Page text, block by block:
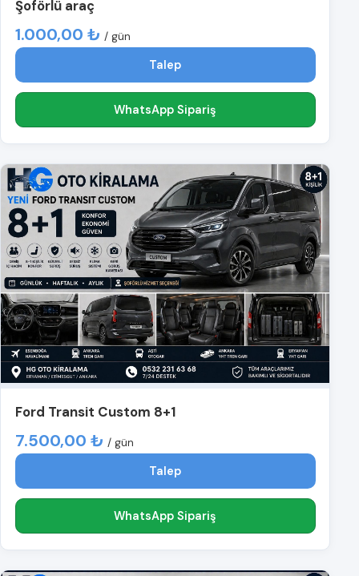
Şoförlü araç
1.000,00 ₺ / gün
Talep
WhatsApp Sipariş
Ford Transit Custom 8+1
7.500,00 ₺ / gün
Talep
WhatsApp Sipariş